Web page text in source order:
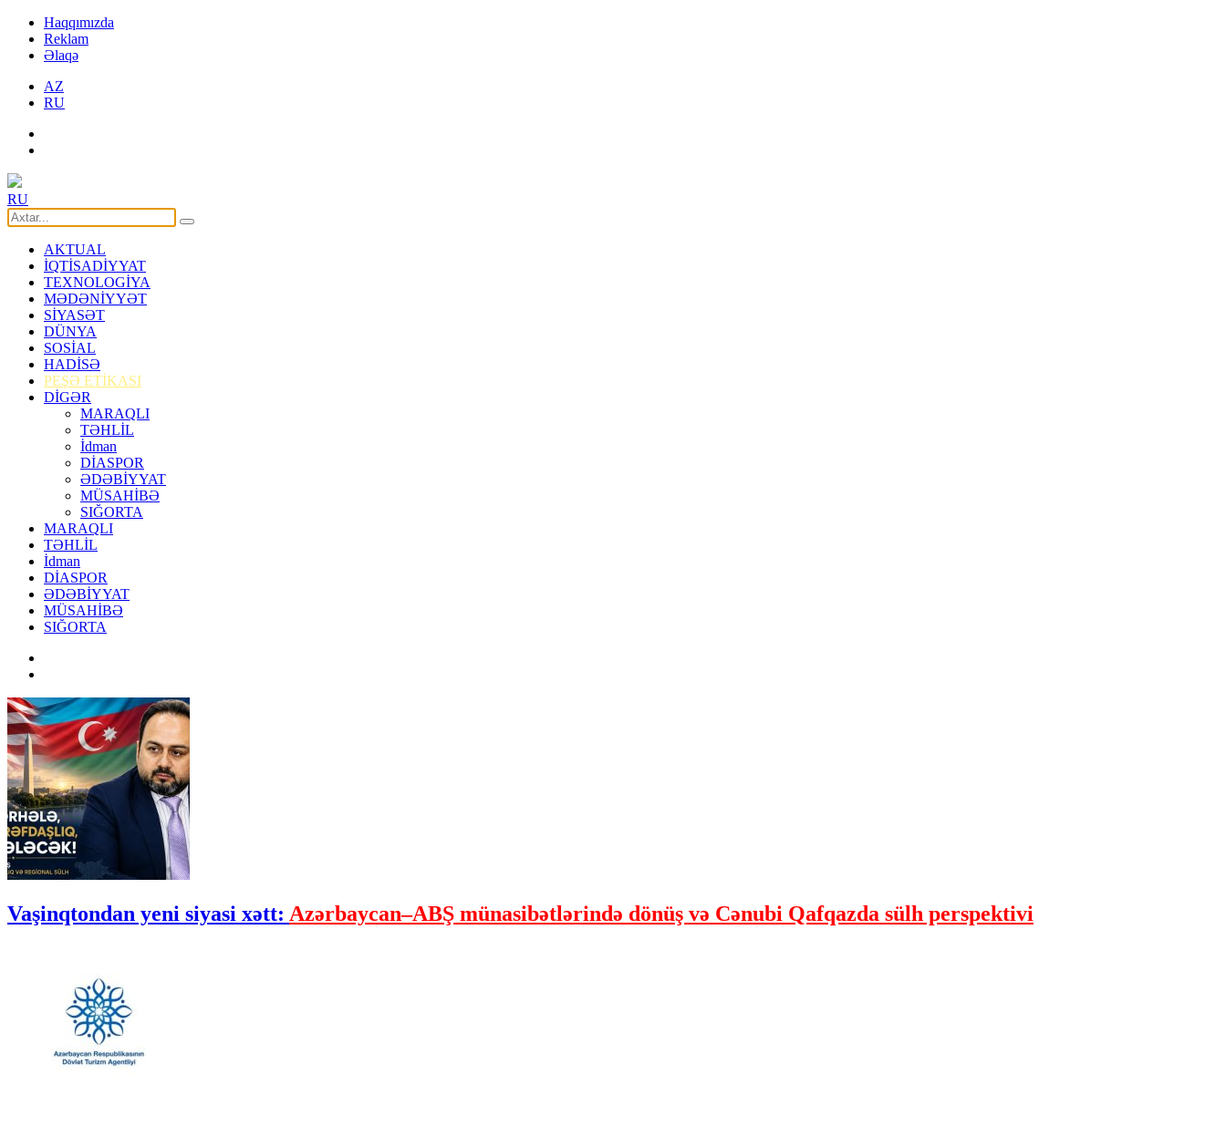
Haqqımızda
Reklam
Əlaqə
AZ
RU
RU
AKTUAL
İQTİSADİYYAT
TEXNOLOGİYA
MƏDƏNİYYƏT
SİYASƏT
DÜNYA
SOSİAL
HADİSƏ
PEŞƏ ETİKASI
DİGƏR
MARAQLI
TƏHLİL
İdman
DİASPOR
ƏDƏBİYYAT
MÜSAHİBƏ
SIĞORTA
MARAQLI
TƏHLİL
İdman
DİASPOR
ƏDƏBİYYAT
MÜSAHİBƏ
SIĞORTA
Vaşinqtondan yeni siyasi xətt: Azərbaycan–ABŞ münasibətlərində dönüş və Cənubi Qafqazda sülh perspektivi